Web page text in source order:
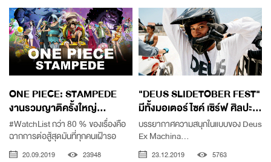
ONE PIECE: STAMPEDE
งานรวมญาติครั้งใหญ่...
#WatchList กว่า 80 % ของเรื่องคือ
ฉากการต่อสู้สุดมันที่ทุกคนเฝ้ารอ
20.09.2019 23948
"DEUS SLIDETOBER FEST"
มีทั้งมอเตอร์ไซค์ เซิร์ฟ ศิลปะ...
บรรยากาศความสนุกในแบบของ Deus
Ex Machina...
23.12.2019 5763